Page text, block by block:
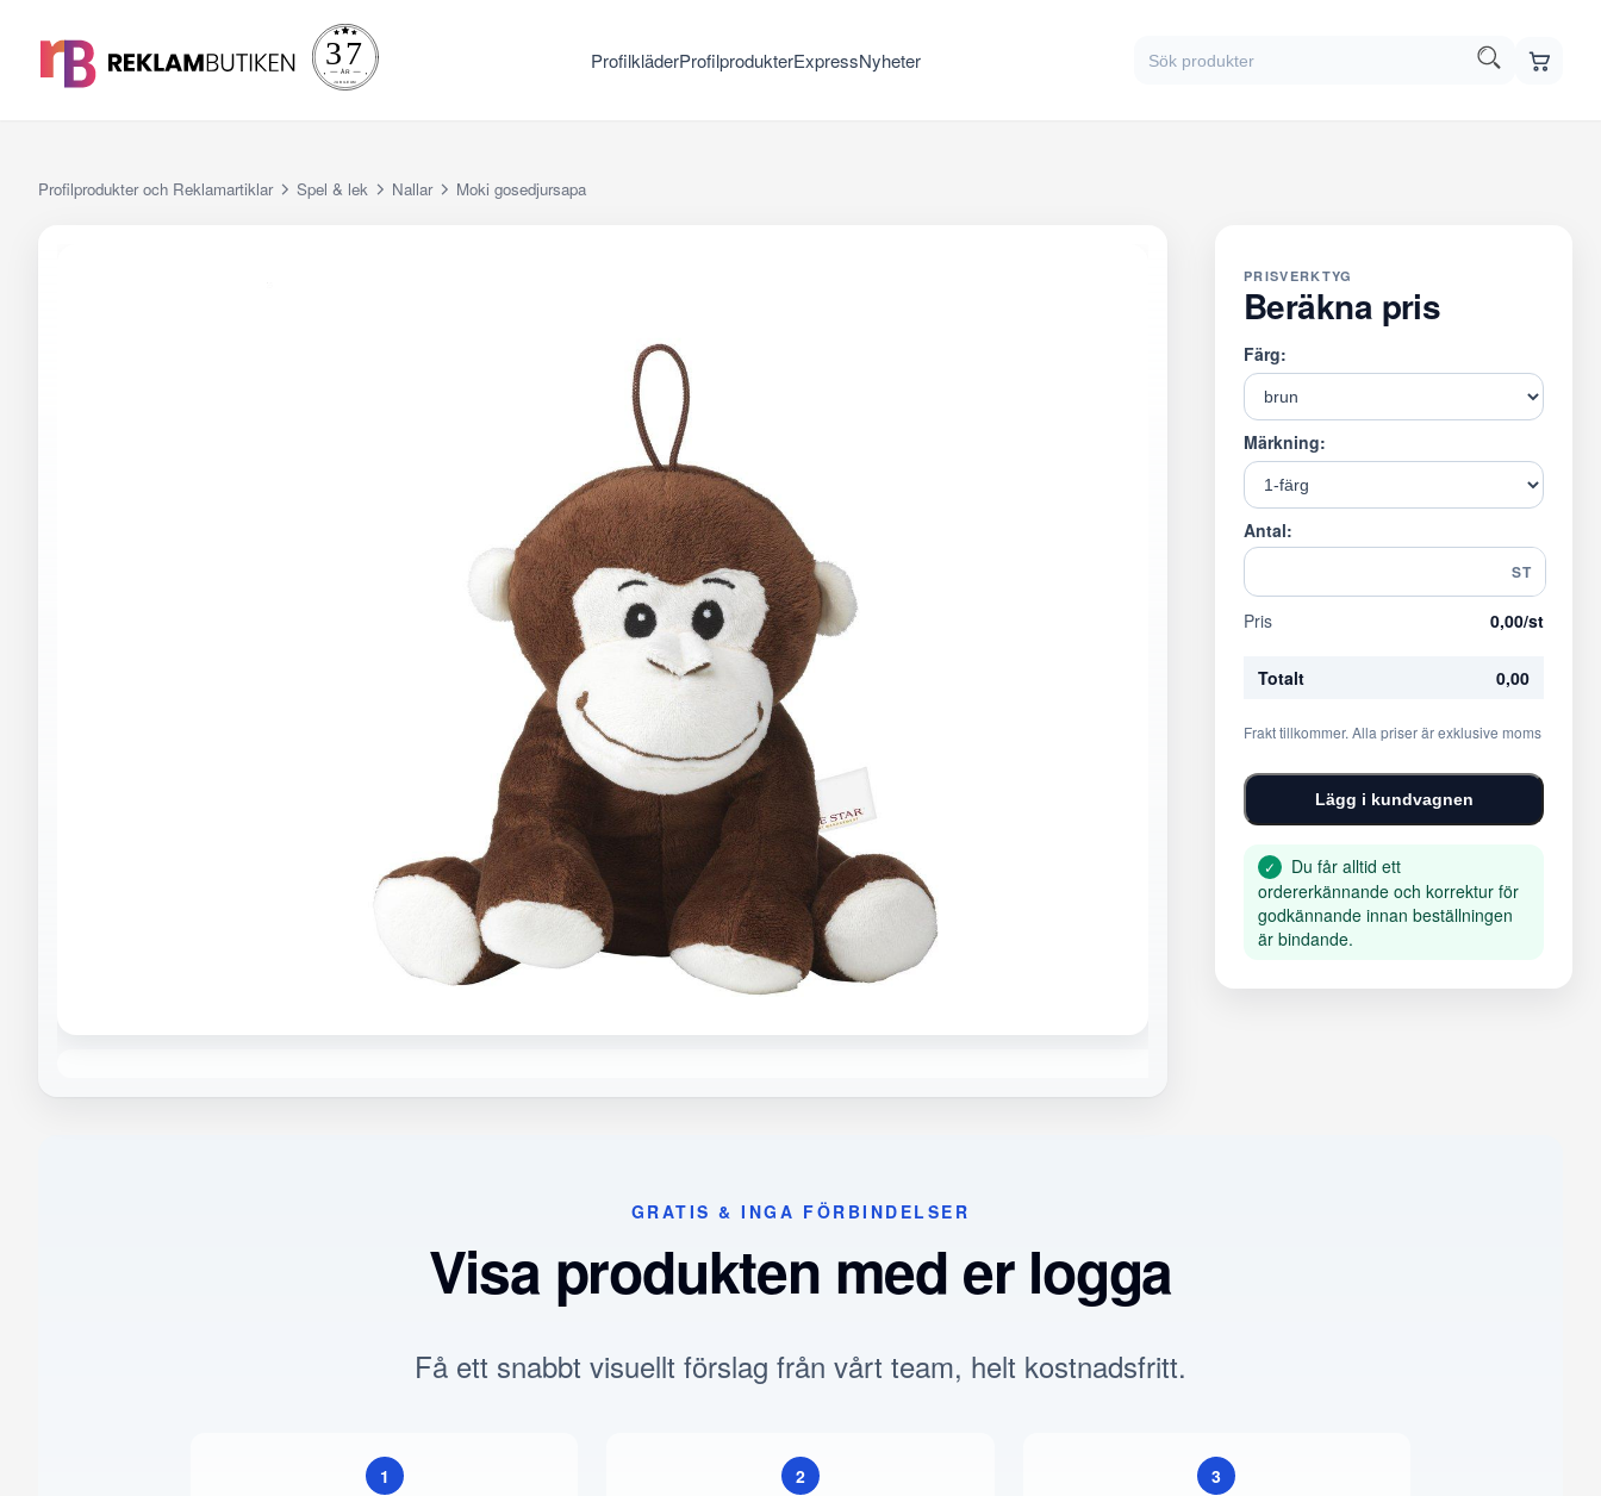
ProfilkläderProfilprodukterExpressNyheter
Profilprodukter och Reklamartiklar Spel & lek Nallar Moki gosedjursapa
PRISVERKTYG
Beräkna pris
Färg:
Märkning:
Antal:
ST
Pris 0,00/st
Totalt 0,00
Frakt tillkommer. Alla priser är exklusive moms
Lägg i kundvagnen
✓
Du får alltid ett
ordererkännande och korrektur för
godkännande innan beställningen
är bindande.
GRATIS & INGA FÖRBINDELSER
Visa produkten med er logga
Få ett snabbt visuellt förslag från vårt team, helt kostnadsfritt.
1 2 3